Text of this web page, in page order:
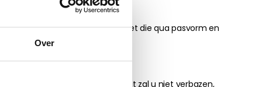
Over
wij altijd de perfecte automatset die qua pasvorm en
voor bijvoorbeeld een Peugeot. Dat zal u niet verbazen,